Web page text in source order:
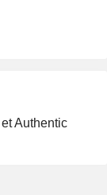
Authentic